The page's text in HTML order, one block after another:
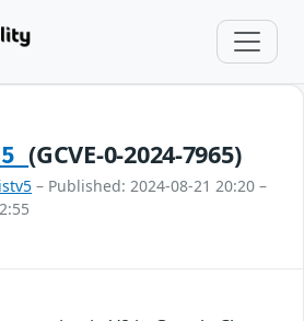
(GCVE-0-2024-7965)
– Published: 2024-08-21 20:20 –